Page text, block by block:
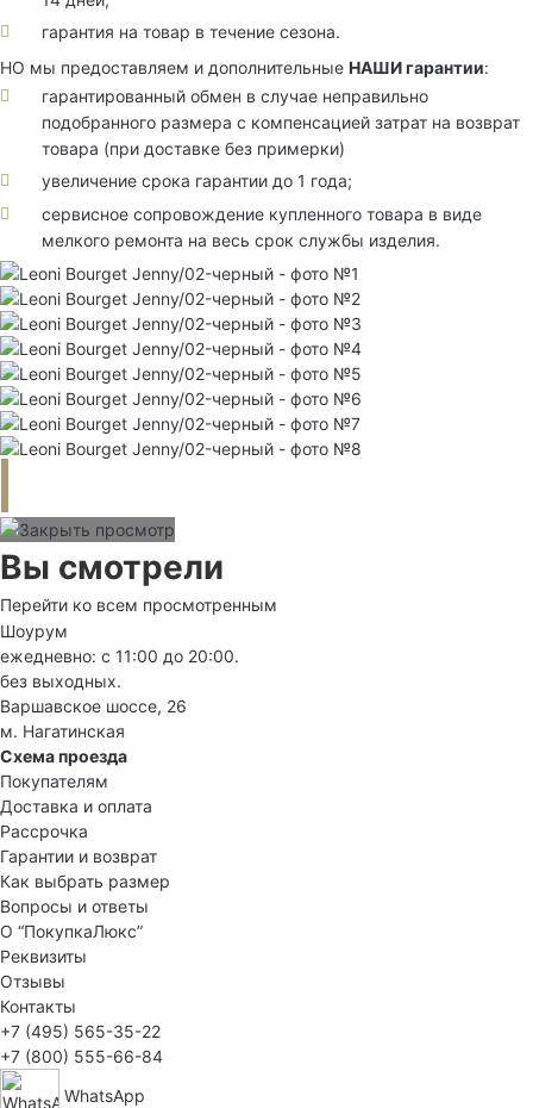
гарантия на товар в течение сезона.
НО мы предоставляем и дополнительные НАШИ гарантии:
гарантированный обмен в случае неправильно
подобранного размера с компенсацией затрат на возврат
товара (при доставке без примерки)
увеличение срока гарантии до 1 года;
сервисное сопровождение купленного товара в виде
мелкого ремонта на весь срок службы изделия.
Вы смотрели
Перейти ко всем просмотренным
Шоурум
ежедневно: с 11:00 до 20:00.
без выходных.
Варшавское шоссе, 26
м. Нагатинская
Схема проезда
Покупателям
Доставка и оплата
Рассрочка
Гарантии и возврат
Как выбрать размер
Вопросы и ответы
О “ПокупкаЛюкс”
Реквизиты
Отзывы
Контакты
+7 (495) 565-35-22
+7 (800) 555-66-84
WhatsApp